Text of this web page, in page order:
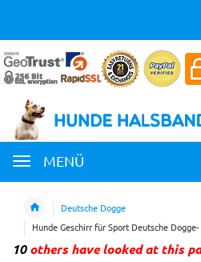
MENÜ
Deutsche Dogge
Hunde Geschirr für Sport Deutsche
10others have looked at this